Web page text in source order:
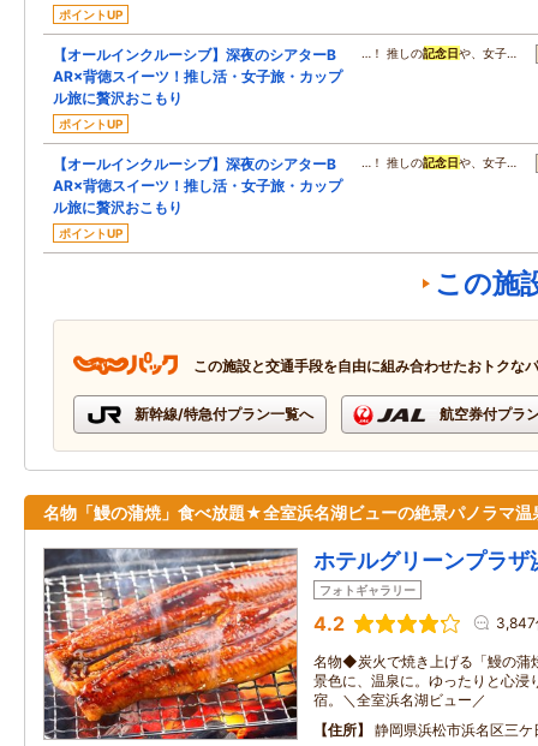
ポイントUP
【オールインクルーシブ】深夜のシアターB
AR×背徳スイーツ！推し活・女子旅・カップ
ル旅に贅沢おこもり
ポイントUP
…！ 推しの記念日や、女子…
【オールインクルーシブ】深夜のシアターB
AR×背徳スイーツ！推し活・女子旅・カップ
ル旅に贅沢おこもり
ポイントUP
…！ 推しの記念日や、女子…
この施
この施設と交通手段を自由に組み合わせたおトクな
新幹線/特急付プラン一覧へ 航空券付プラ
名物「鰻の蒲焼」食べ放題★全室浜名湖ビューの絶景パノラマ温
ホテルグリーンプラザ
フォトギャラリー
4.2 3,847
名物◆炭火で焼き上げる「鰻の
景色に、温泉に。ゆったりと心浸
宿。＼全室浜名湖ビュー／
住所
静岡県浜松市浜名区三